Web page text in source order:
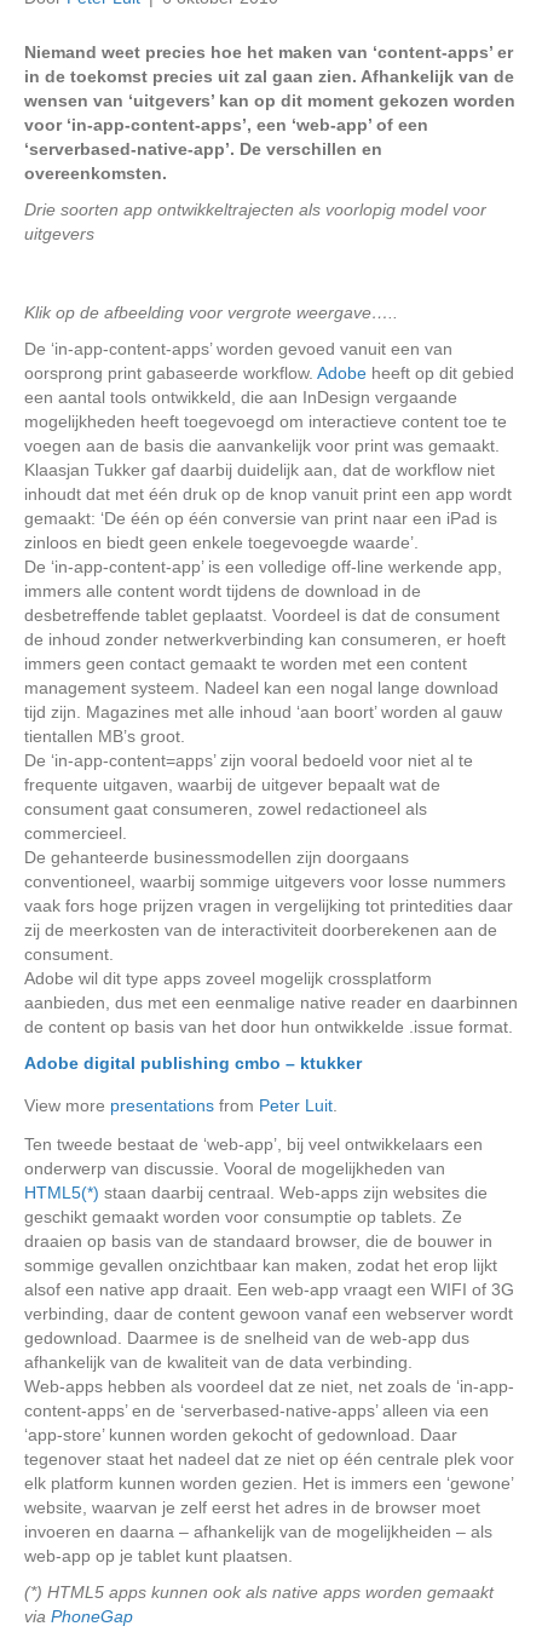
Niemand weet precies hoe het maken van ‘content-apps’ er
in de toekomst precies uit zal gaan zien. Afhankelijk van de
wensen van ‘uitgevers’ kan op dit moment gekozen worden
voor ‘in-app-content-apps’, een ‘web-app’ of een
‘serverbased-native-app’. De verschillen en
overeenkomsten.
Drie soorten app ontwikkeltrajecten als voorlopig model voor
uitgevers
Klik op de afbeelding voor vergrote weergave…..
De ‘in-app-content-apps’ worden gevoed vanuit een van
oorsprong print gabaseerde workflow. Adobe heeft op dit gebied
een aantal tools ontwikkeld, die aan InDesign vergaande
mogelijkheden heeft toegevoegd om interactieve content toe te
voegen aan de basis die aanvankelijk voor print was gemaakt.
Klaasjan Tukker gaf daarbij duidelijk aan, dat de workflow niet
inhoudt dat met één druk op de knop vanuit print een app wordt
gemaakt: ‘De één op één conversie van print naar een iPad is
zinloos en biedt geen enkele toegevoegde waarde’.
De ‘in-app-content-app’ is een volledige off-line werkende app,
immers alle content wordt tijdens de download in de
desbetreffende tablet geplaatst. Voordeel is dat de consument
de inhoud zonder netwerkverbinding kan consumeren, er hoeft
immers geen contact gemaakt te worden met een content
management systeem. Nadeel kan een nogal lange download
tijd zijn. Magazines met alle inhoud ‘aan boort’ worden al gauw
tientallen MB’s groot.
De ‘in-app-content=apps’ zijn vooral bedoeld voor niet al te
frequente uitgaven, waarbij de uitgever bepaalt wat de
consument gaat consumeren, zowel redactioneel als
commercieel.
De gehanteerde businessmodellen zijn doorgaans
conventioneel, waarbij sommige uitgevers voor losse nummers
vaak fors hoge prijzen vragen in vergelijking tot printedities daar
zij de meerkosten van de interactiviteit doorberekenen aan de
consument.
Adobe wil dit type apps zoveel mogelijk crossplatform
aanbieden, dus met een eenmalige native reader en daarbinnen
de content op basis van het door hun ontwikkelde .issue format.
Adobe digital publishing cmbo – ktukker
View more presentations from Peter Luit
Ten tweede bestaat de ‘web-app’, bij veel ontwikkelaars een
onderwerp van discussie. Vooral de mogelijkheden van
HTML5(*) staan daarbij centraal. Web-apps zijn websites die
geschikt gemaakt worden voor consumptie op tablets. Ze
draaien op basis van de standaard browser, die de bouwer in
sommige gevallen onzichtbaar kan maken, zodat het erop lijkt
alsof een native app draait. Een web-app vraagt een WIFI of 3G
verbinding, daar de content gewoon vanaf een webserver wordt
gedownload. Daarmee is de snelheid van de web-app dus
afhankelijk van de kwaliteit van de data verbinding.
Web-apps hebben als voordeel dat ze niet, net zoals de ‘in-app-
content-apps’ en de ‘serverbased-native-apps’ alleen via een
‘app-store’ kunnen worden gekocht of gedownload. Daar
tegenover staat het nadeel dat ze niet op één centrale plek voor
elk platform kunnen worden gezien. Het is immers een ‘gewone’
website, waarvan je zelf eerst het adres in de browser moet
invoeren en daarna – afhankelijk van de mogelijkheiden – als
web-app op je tablet kunt plaatsen.
(*) HTML5 apps kunnen ook als native apps worden gemaakt
via PhoneGap